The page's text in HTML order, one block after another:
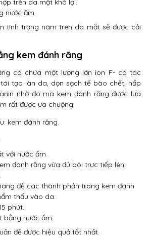
trên da mặt khô lại.
nước ấm.
tình trạng nám trên da mặt sẽ được cải
kem đánh răng
có chứa một lượng lớn ion F- có tác
tạo làn da, dọn sạch tế bào chết, hấp
nhờ đó mà kem đánh răng được lựa
rất được ưa chuộng.
kem đánh răng.
với nước ấm.
đánh răng vừa đủ bôi trực tiếp lên
để các thành phần trong kem đánh
thấu vào da.
phút.
bằng nước ấm.
để được hiệu quả tốt nhất.